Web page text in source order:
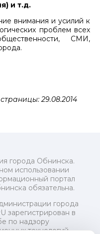
и т.д.
внимания и усилий к
проблем всех
СМИ,
29.08.2014
города Обнинска.
использовании
портал
обязательна.
города
зарегистрирован в
по надзору
технологий